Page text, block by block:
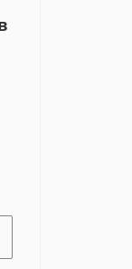
рассказать
заказника,
вопросами
не решался в